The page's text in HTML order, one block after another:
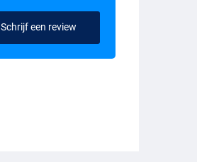
Schrijf een review